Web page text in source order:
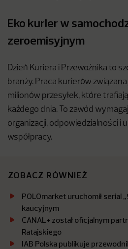
Eko kurier w
zeroemisyjnym
Dzień Kuriera i Przewoźnika to
branży. Praca kurierów
milionów przesyłek, które
każdego dnia. To zawód
organizacji, odpowiedzialności i
współpracy.
ZOBACZ RÓWNIEŻ
POLOmarket uruchomił serial
kaucyjnym
CANAL+ został oficjalnym
Ratajskiego
IAB Polska publikuje